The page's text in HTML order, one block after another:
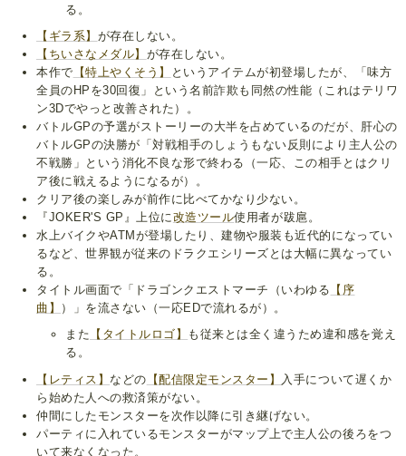
る。
【ギラ系】 が存在しない。
【ちいさなメダル】 が存在しない。
本作で 【特上やくそう】
というアイテムが初登場したが、「味方
全員のHPを30回復」という名前詐欺も同然の性能（これはテリワ
ン3Dでやっと改善された）。
バトルGPの予選がストーリーの大半を占めているのだが、肝心の
バトルGPの決勝が「対戦相手のしょうもない反則により主人公の
不戦勝」という消化不良な形で終わる（一応、この相手とはクリ
ア後に戦えるようになるが）。
クリア後の楽しみが前作に比べてかなり少ない。
『JOKER'S GP』上位に改造ツール使用者が跋扈。
水上バイクやATMが登場したり、建物や服装も近代的になってい
るなど、世界観が従来のドラクエシリーズとは大幅に異なってい
る。
タイトル画面で「ドラゴンクエストマーチ（いわゆる 【序
曲】
）」を流さない（一応EDで流れるが）。
また 【タイトルロゴ】
も従来とは全く違うため違和感を覚え
る。
【レティス】 などの 【配信限定モンスター】
入手について遅くか
ら始めた人への救済策がない。
仲間にしたモンスターを次作以降に引き継げない。
パーティに入れているモンスターがマップ上で主人公の後ろをつ
いて来なくなった。